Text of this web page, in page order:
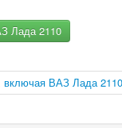
Лада 2110
ВАЗ Лада 2110